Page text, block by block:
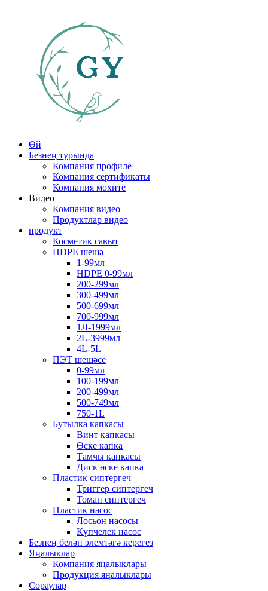
Өй
Безнең турында
Компания профиле
Компания сертификаты
Компания мохите
Видео
Компания видео
Продуктлар видео
продукт
Косметик савыт
HDPE шешә
1-99мл
HDPE 0-99мл
200-299мл
300-499мл
500-699мл
700-999мл
1Л-1999мл
2L-3999мл
4L-5L
ПЭТ шешәсе
0-99мл
100-199мл
200-499мл
500-749мл
750-1L
Бутылка капкасы
Винт капкасы
Өске капка
Тамчы капкасы
Диск өске капка
Пластик сиптергеч
Триггер сиптергеч
Томан сиптергеч
Пластик насос
Лосьон насосы
Күпчелек насос
Безнең белән элемтәгә керегез
Яңалыклар
Компания яңалыклары
Продукция яңалыклары
Сораулар